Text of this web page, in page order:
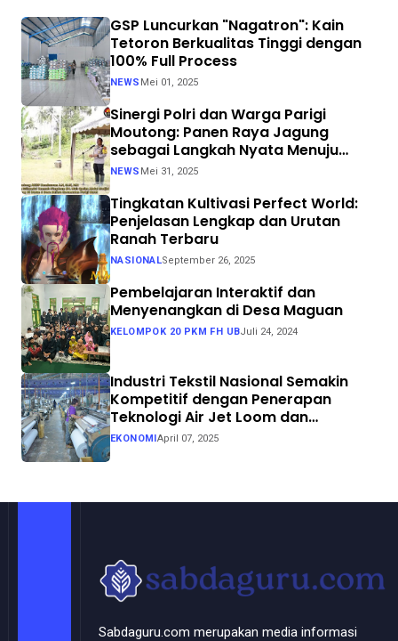
GSP Luncurkan "Nagatron": Kain
Tetoron Berkualitas Tinggi dengan
100% Full Process
NEWS Mei 01, 2025
Sinergi Polri dan Warga Parigi
Moutong: Panen Raya Jagung
sebagai Langkah Nyata Menuju
Swasembada Pangan
NEWS Mei 31, 2025
Tingkatan Kultivasi Perfect World:
Penjelasan Lengkap dan Urutan
Ranah Terbaru
NASIONALSeptember 26, 2025
Pembelajaran Interaktif dan
Menyenangkan di Desa Maguan
KELOMPOK 20 PKM FH UBJuli 24, 2024
Industri Tekstil Nasional Semakin
Kompetitif dengan Penerapan
Teknologi Air Jet Loom dan
Continuous Dyeing di CV. Garuda
Solo Perkasa
EKONOMIApril 07, 2025
Sabdaguru.com merupakan media informasi